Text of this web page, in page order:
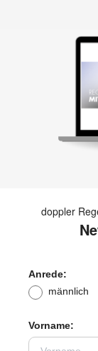
doppler
Anrede:
männlich
Vorname: